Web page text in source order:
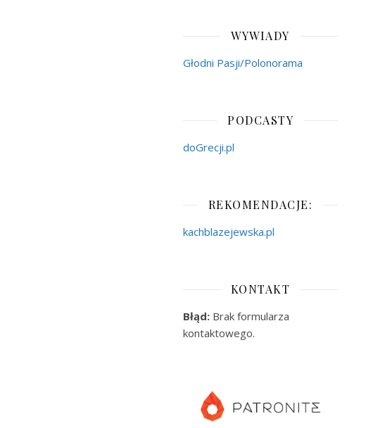
WYWIADY
Głodni Pasji/Polonorama
PODCASTY
doGrecji.pl
REKOMENDACJE:
kachblazejewska.pl
KONTAKT
Błąd: Brak formularza
kontaktowego.